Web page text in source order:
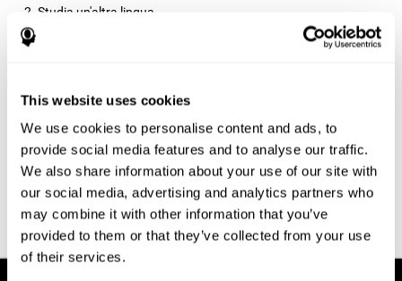
This website uses cookies
We use cookies to personalise content and ads, to
provide social media features and to analyse our traffic.
We also share information about your use of our site with
our social media, advertising and analytics partners who
may combine it with other information that you’ve
provided to them or that they’ve collected from your use
of their services.
Studia un'altra lingua.
scrivere.
Valuta l'allenamento di CogniFit e i suoi giochi di memoria.
Realizzaesercizi mentali, gioca a scacchi o a bridge.
Impara una nuova parola ogni giorno.
Intraprendi un programma diesercizio cerebralee inizia la
valutazione e l'allenamento della tua memori oggi stesso con
CogniFit!